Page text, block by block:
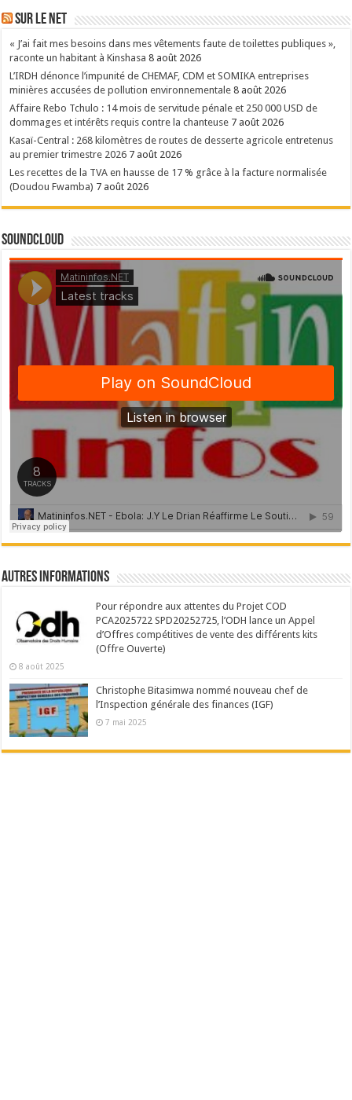
Sur le NET
« J’ai fait mes besoins dans mes vêtements faute de toilettes publiques »,
raconte un habitant à Kinshasa 8 août 2026
L’IRDH dénonce l’impunité de CHEMAF, CDM et SOMIKA entreprises
minières accusées de pollution environnementale 8 août 2026
Affaire Rebo Tchulo : 14 mois de servitude pénale et 250 000 USD de
dommages et intérêts requis contre la chanteuse 7 août 2026
Kasaï-Central : 268 kilomètres de routes de desserte agricole entretenus
au premier trimestre 2026 7 août 2026
Les recettes de la TVA en hausse de 17 % grâce à la facture normalisée
(Doudou Fwamba) 7 août 2026
SoundCloud
Autres Informations
Pour répondre aux attentes du Projet COD
PCA2025722 SPD20252725, l’ODH lance un Appel
d’Offres compétitives de vente des différents kits
(Offre Ouverte)
8 août 2025
Christophe Bitasimwa nommé nouveau chef de
l’Inspection générale des finances (IGF)
7 mai 2025